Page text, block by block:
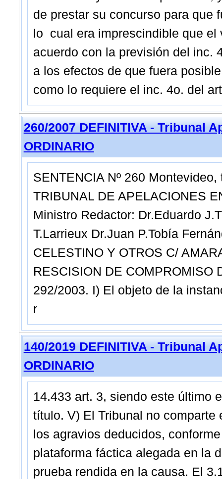
de prestar su concurso para que
lo cual era imprescindible que
acuerdo con la previsión del inc.
a los efectos de que fuera
como lo requiere el inc. 4o. del
260/2007 DEFINITIVA - Tribunal
ORDINARIO
SENTENCIA Nº 260
TRIBUNAL DE APELACIONES
Ministro Redactor: Dr.Eduardo
T.Larrieux Dr.Juan P.Tobía
CELESTINO Y OTROS C/
RESCISION DE COMPROMISO
292/2003. I) El objeto de la
r
140/2019 DEFINITIVA - Tribunal
ORDINARIO
14.433 art. 3, siendo este último
título. V) El Tribunal no
los agravios deducidos,
plataforma fáctica alegada en la
prueba rendida en la causa. El